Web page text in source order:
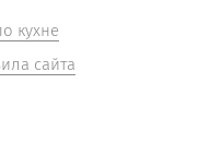
кухне
сайта